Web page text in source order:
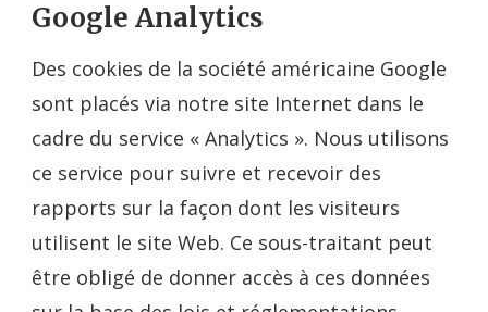
Google Analytics
Des cookies de la société américaine Google
sont placés via notre site Internet dans le
cadre du service « Analytics ». Nous utilisons
ce service pour suivre et recevoir des
rapports sur la façon dont les visiteurs
utilisent le site Web. Ce sous-traitant peut
être obligé de donner accès à ces données